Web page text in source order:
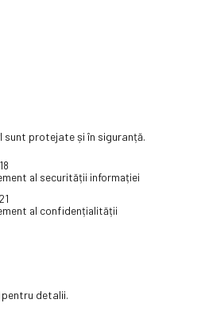
sunt protejate și în siguranță.
al securității informației
al confidențialității
detalii.